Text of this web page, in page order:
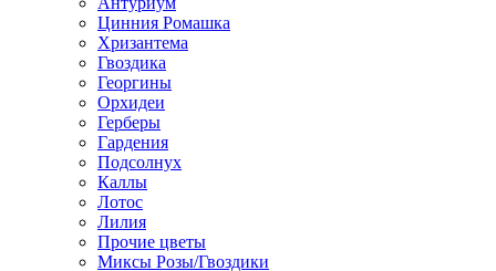
Цинния Ромашка
Хризантема
Гвоздика
Георгины
Орхидеи
Герберы
Гардения
Подсолнух
Каллы
Лотос
Лилия
Прочие цветы
Миксы Розы/Гвоздики